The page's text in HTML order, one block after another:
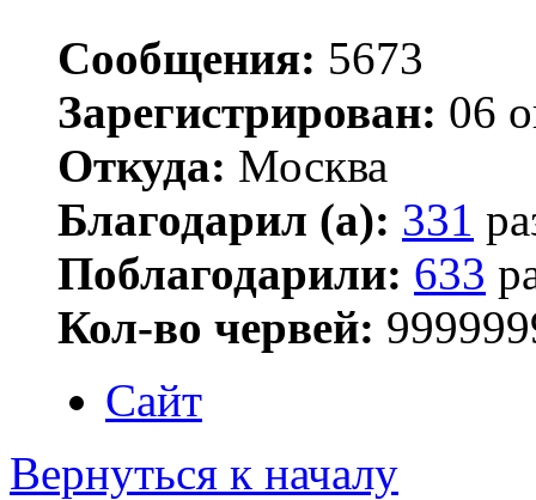
Сообщения: 5673
Зарегистрирован: 06
Откуда: Москва
Благодарил (а): 331
Поблагодарили: 633
Кол-во червей:
Сайт
Вернуться к началу